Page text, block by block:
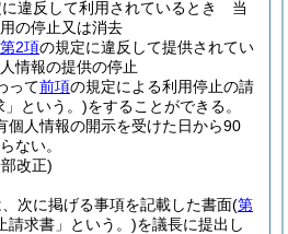
に違反して利用されているとき 当
の停止又は消去
第2項の規定に違反して提供されてい
情報の提供の停止
って前項の規定による利用停止の請
」という。)をすることができる。
個人情報の開示を受けた日から90
ない。
改正)
次に掲げる事項を記載した書面(第
請求書」という。)を議長に提出し